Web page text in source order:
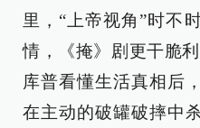
里，“上帝视角”时不
情，《掩》剧更干脆
库普看懂生活真相后
在主动的破罐破摔中